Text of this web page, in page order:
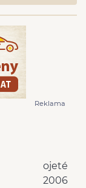
Reklama
ojeté
2006